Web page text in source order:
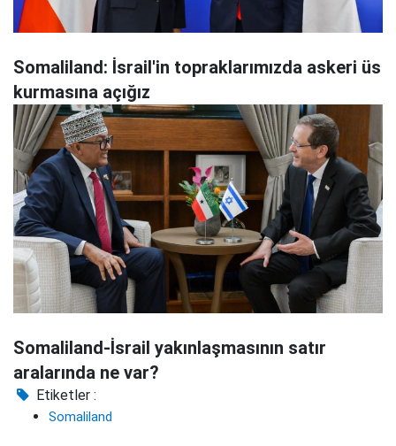
Somaliland: İsrail'in topraklarımızda askeri üs
kurmasına açığız
Somaliland-İsrail yakınlaşmasının satır
aralarında ne var?
Etiketler :
Somaliland